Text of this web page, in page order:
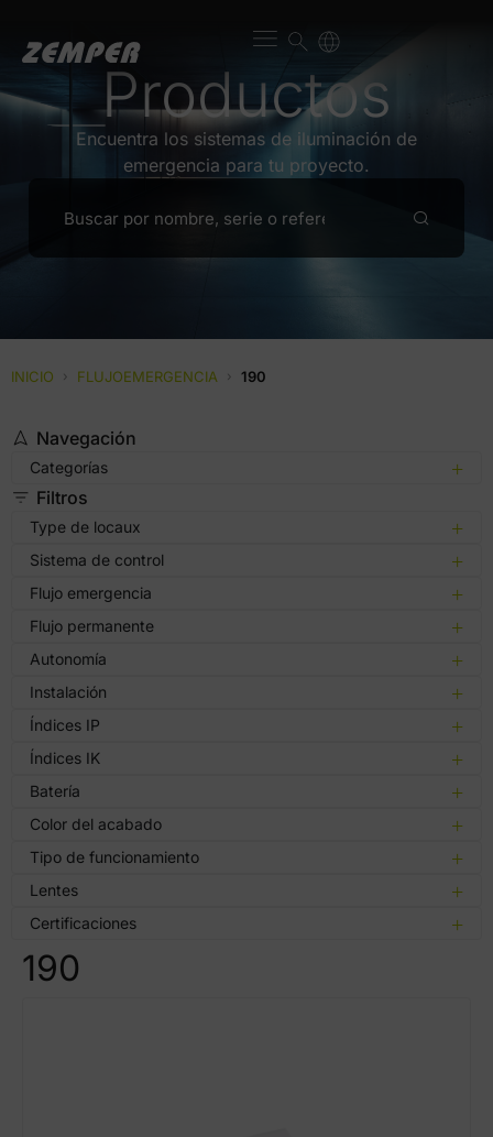
Productos
Encuentra los sistemas de iluminación de
emergencia para tu proyecto.
INICIO › FLUJOEMERGENCIA › 190
Navegación
Categorías
Filtros
Type de locaux
Sistema de control
Flujo emergencia
Flujo permanente
Autonomía
Instalación
Índices IP
Índices IK
Batería
Color del acabado
Tipo de funcionamiento
Lentes
Certificaciones
190